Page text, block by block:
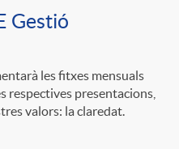
Gestió
les fitxes mensuals
respectives presentacions,
valors: la claredat.